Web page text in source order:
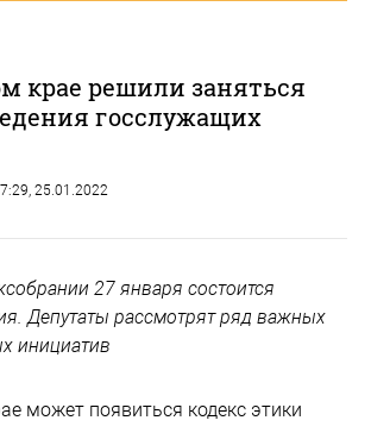
крае решили заняться
госслужащих
25.01.2022
27 января состоится
Депутаты рассмотрят ряд важных
инициатив
может появиться кодекс этики